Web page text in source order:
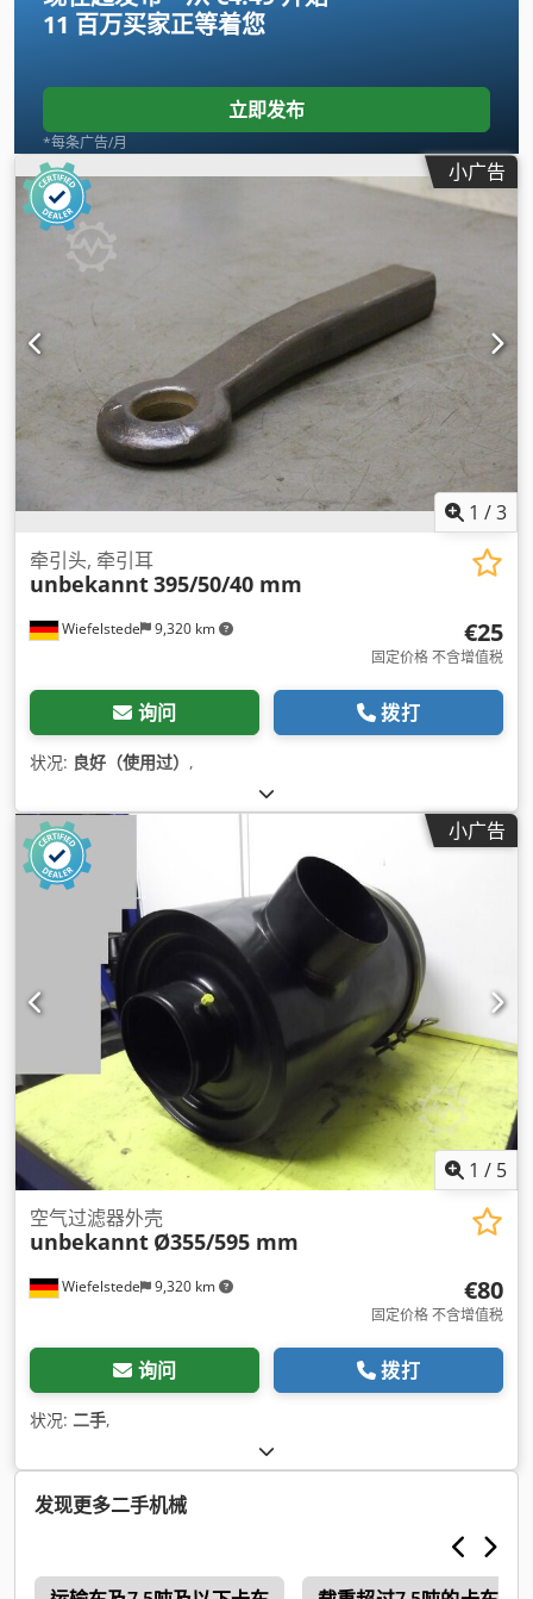
11 百万买家正等着您
立即发布
*每条广告/月
小广告
1 /3
Wiefelstede 9,320 km
牵引头, 牵引耳
unbekannt395/50/40 mm
€25
固定价格 不含增值税
询问 拨打
状况: 良好（使用过） ,
小广告
1 / 5
Wiefelstede 9,320 km
空气过滤器外壳
unbekannt Ø355/595 mm
€80
固定价格 不含增值税
询问 拨打
状况: 二手,
发现更多二手机械